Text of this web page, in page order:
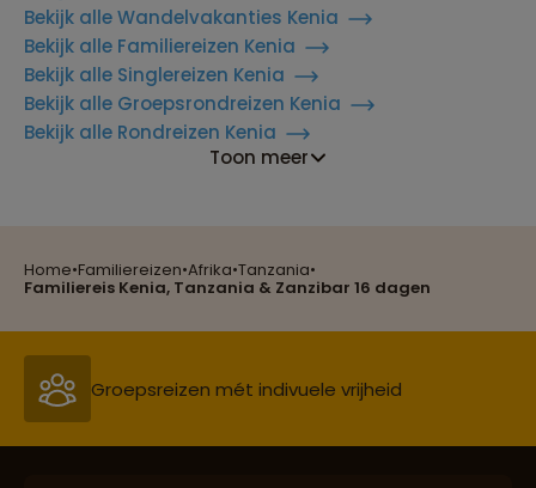
Home•Familiereizen•Afrika•Tanzania•
Familiereis Kenia, Tanzania & Zanzibar 16 dagen
Bekijk alle Wandelvakanties Kenia
Bekijk alle Familiereizen Kenia
Bekijk alle Singlereizen Kenia
Bekijk alle Groepsrondreizen Kenia
Bekijk alle Rondreizen Kenia
Toon meer
Groepsreizen mét indivuele vrijheid
Persoonlijk en deskundig reisadvies